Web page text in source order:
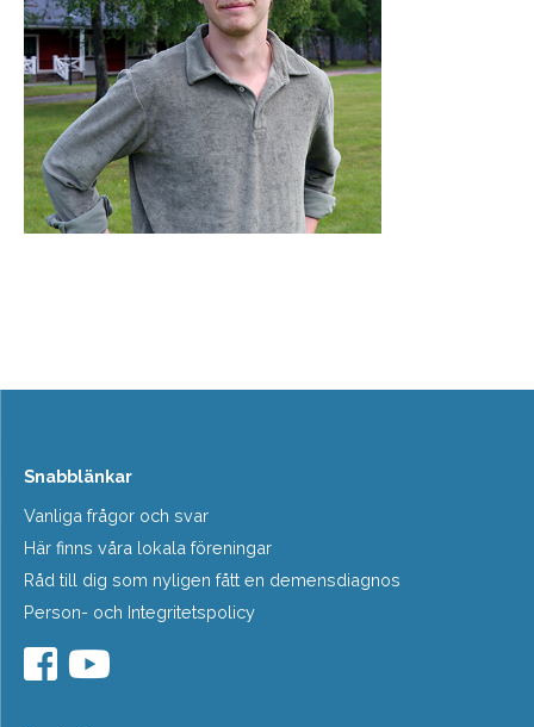
Snabblänkar
Vanliga frågor och svar
Här finns våra lokala föreningar
Råd till dig som nyligen fått en demensdiagnos
Person- och Integritetspolicy